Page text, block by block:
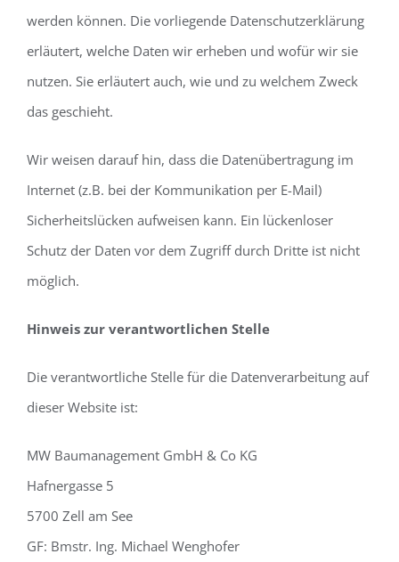
werden können. Die vorliegende Datenschutzerklärung
erläutert, welche Daten wir erheben und wofür wir sie
nutzen. Sie erläutert auch, wie und zu welchem Zweck
das geschieht.
Wir weisen darauf hin, dass die Datenübertragung im
Internet (z.B. bei der Kommunikation per E-Mail)
Sicherheitslücken aufweisen kann. Ein lückenloser
Schutz der Daten vor dem Zugriff durch Dritte ist nicht
möglich.
Hinweis zur verantwortlichen Stelle
Die verantwortliche Stelle für die Datenverarbeitung auf
dieser Website ist:
MW Baumanagement GmbH & Co KG
Hafnergasse 5
5700 Zell am See
GF: Bmstr. Ing. Michael Wenghofer